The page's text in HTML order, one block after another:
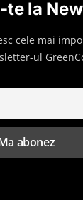
te la
cele mai
ul